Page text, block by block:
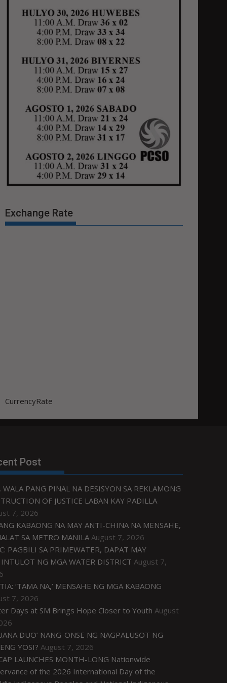
Exchange Rate
CurrencyRate
Post
WALA PANG PINAL NA DESISYON SA REKLAMONG
OF JUSTICE LABAN KAY PADILLA
7, 2026
KABAONG NA MAY ANTI-CHINA NA MENSAHE,
SA METRO MANILA August 7, 2026
PAGBILI SA PRIMEWATER, DAPAT MAY
NG MGA WATER DISTRICT August 7,
‘TAMA NA,’ MENSAHE NG MGA KABAONG
7, 2026
Days at SM Brings Hope Closer to Youth August
DUO’ NANG-ONSE NG NAGPALUSOT NG
YOSI? August 7, 2026
LAUNCHES MONTH-LONG Nationwide
of the 2026 International Day of the